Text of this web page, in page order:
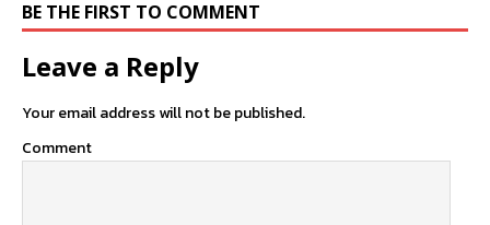
BE THE FIRST TO COMMENT
Leave a Reply
Your email address will not be published.
Comment